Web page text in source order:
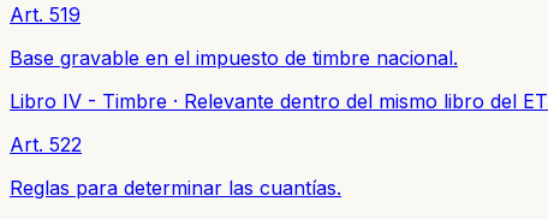
Art. 519
Base gravable en el impuesto de timbre nacional.
Libro IV - Timbre · Relevante dentro del mismo libro del ET
Art. 522
Reglas para determinar las cuantías.